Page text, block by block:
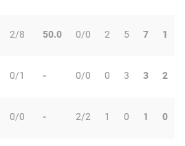
2/8 50.0 0/0 2 5 7 1
0/1 - 0/0 0 3 3 2
0/0 - 2/2 1 0 1 0